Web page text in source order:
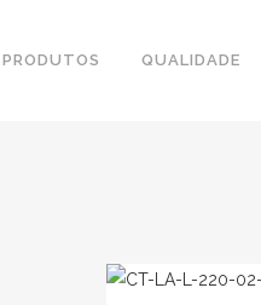
PRODUTOS QUALIDADE